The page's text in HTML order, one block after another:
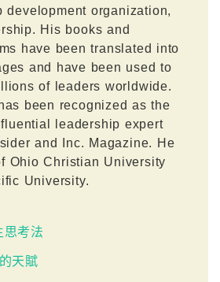
development organization,
His books and
have been translated into
and have been used to
of leaders worldwide.
been recognized as the
leadership expert
and Inc. Magazine. He
Ohio Christian University
University.
思考法
天賦